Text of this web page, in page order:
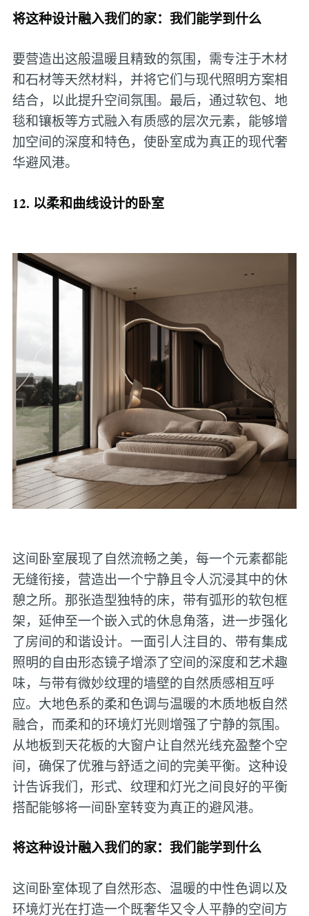
将这种设计融入我们的家：我们能学到什么
要营造出这般温暖且精致的氛围，需专注于木材
和石材等天然材料，并将它们与现代照明方案相
结合，以此提升空间氛围。最后，通过软包、地
毯和镶板等方式融入有质感的层次元素，能够增
加空间的深度和特色，使卧室成为真正的现代奢
华避风港。
12. 以柔和曲线设计的卧室
这间卧室展现了自然流畅之美，每一个元素都能
无缝衔接，营造出一个宁静且令人沉浸其中的休
憩之所。那张造型独特的床，带有弧形的软包框
架，延伸至一个嵌入式的休息角落，进一步强化
了房间的和谐设计。一面引人注目的、带有集成
照明的自由形态镜子增添了空间的深度和艺术趣
味，与带有微妙纹理的墙壁的自然质感相互呼
应。大地色系的柔和色调与温暖的木质地板自然
融合，而柔和的环境灯光则增强了宁静的氛围。
从地板到天花板的大窗户让自然光线充盈整个空
间，确保了优雅与舒适之间的完美平衡。这种设
计告诉我们，形式、纹理和灯光之间良好的平衡
搭配能够将一间卧室转变为真正的避风港。
将这种设计融入我们的家：我们能学到什么
这间卧室体现了自然形态、温暖的中性色调以及
环境灯光在打造一个既奢华又令人平静的空间方